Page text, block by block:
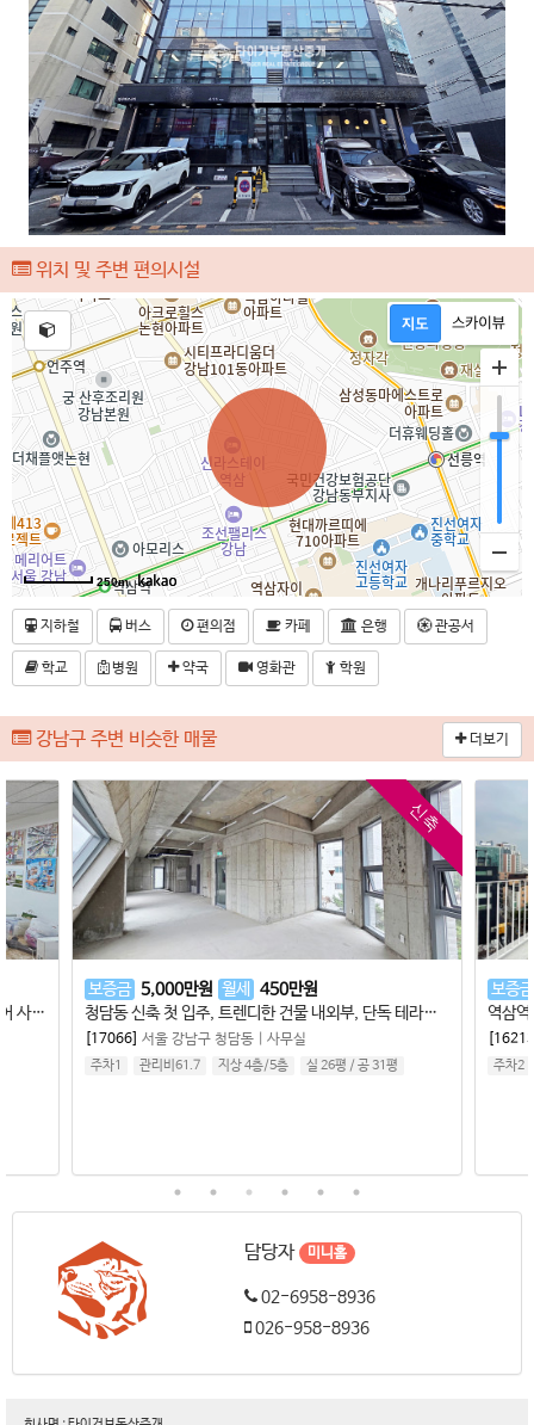
위치 및 주변 편의시설
250m
지하철 버스 편의점 카페 은행 관공서
학교 병원 약국 영화관 학원
더보기
강남구 주변 비슷한 매물
언주역 초역세권 사무실 임대, 대로변 이면, 인테리어 사무실, 룸1, 깔끔한 내부, 논현동 중소형 사무실
신축
보증금 5,000만원 월세 450만원
청담동 신축 첫 입주, 트렌디한 건물 내외부, 단독 테라스, 하이엔드 브랜드 사무실 추천 , 청담역 역세권 중소형사무실 임대
[17066] 서울 강남구 청담동 사무실
주차1 관리비61.7 지상 4층/5층 실 26평 / 공 31평
보증금
주차2
담당자 미니홈
02-6958-8936
026-958-8936